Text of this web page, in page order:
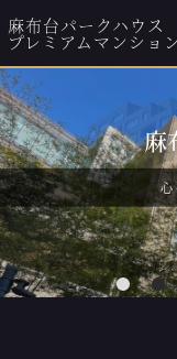
麻布台パークハウス
プレミアムマンショ
麻